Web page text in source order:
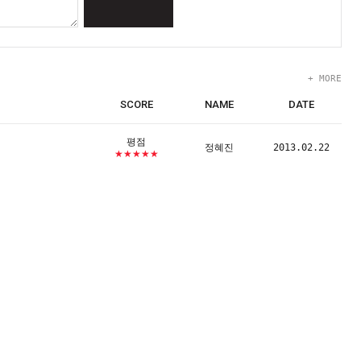
+ MORE
SCORE NAME DATE
평점
★★★★★
정혜진 2013.02.22